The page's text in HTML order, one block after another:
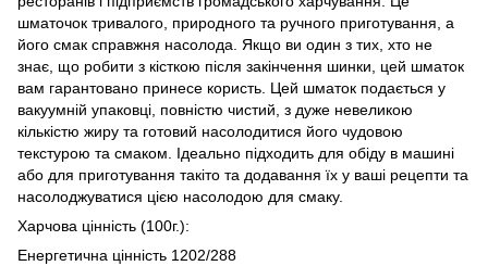
шматочок тривалого, природного та ручного приготування, а
його смак справжня насолода. Якщо ви один з тих, хто не
знає, що робити з кісткою після закінчення шинки, цей шматок
вам гарантовано принесе користь. Цей шматок подається у
вакуумній упаковці, повністю чистий, з дуже невеликою
кількістю жиру та готовий насолодитися його чудовою
текстурою та смаком. Ідеально підходить для обіду в машині
або для приготування такіто та додавання їх у ваші рецепти та
насолоджуватися цією насолодою для смаку.
Харчова цінність (100г.):
Енергетична цінність 1202/288